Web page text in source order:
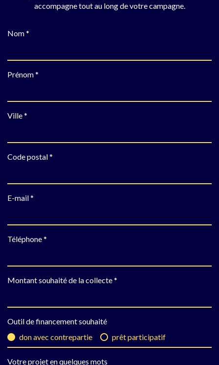
accompagne tout au long de votre campagne.
Nom *
Prénom *
Ville *
Code postal *
E-mail *
Téléphone *
Montant souhaité de la collecte *
Outil de financement souhaité
don avec contrepartie
prêt participatif
Votre projet en quelques mots